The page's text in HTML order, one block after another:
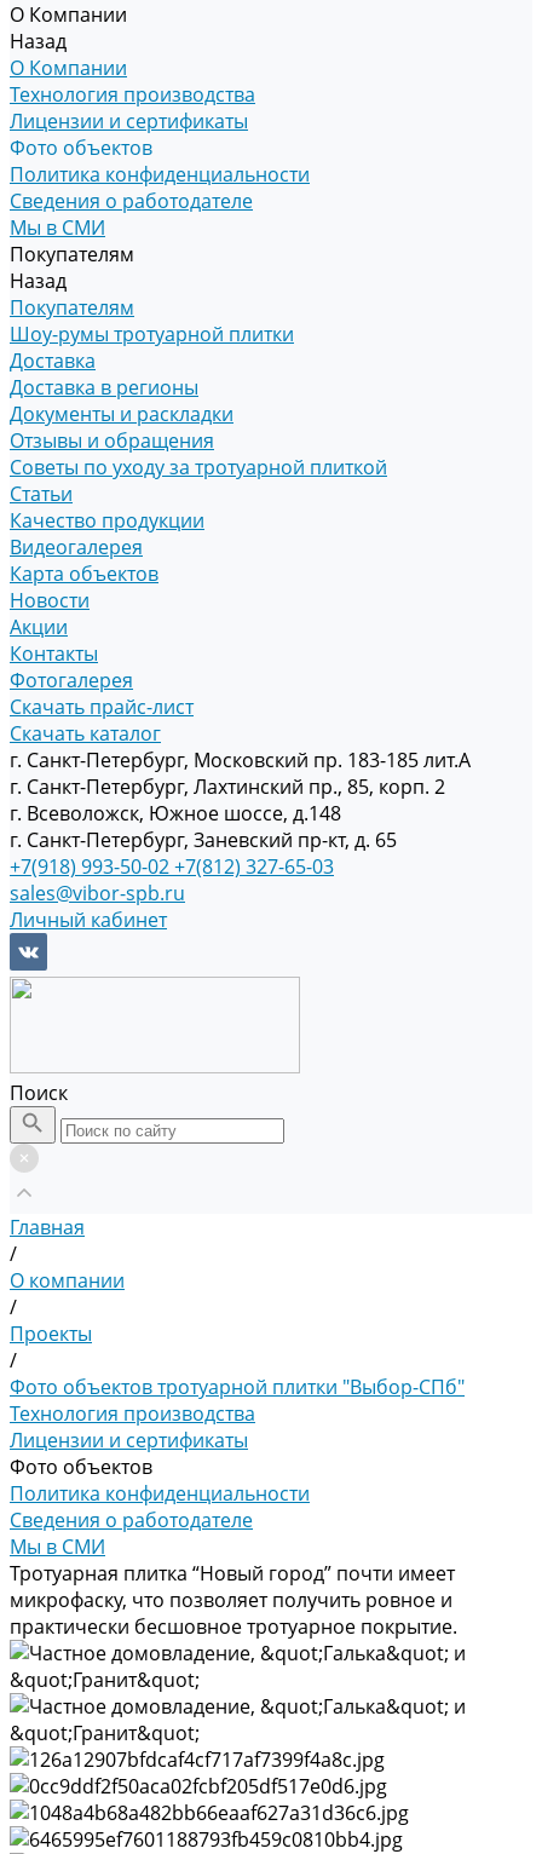
О Компании
Назад
О Компании
Технология производства
Лицензии и сертификаты
Фото объектов
Политика конфиденциальности
Сведения о работодателе
Мы в СМИ
Покупателям
Назад
Покупателям
Шоу-румы тротуарной плитки
Доставка
Доставка в регионы
Документы и раскладки
Отзывы и обращения
Советы по уходу за тротуарной плиткой
Статьи
Качество продукции
Видеогалерея
Карта объектов
Новости
Акции
Контакты
Фотогалерея
Скачать прайс-лист
Скачать каталог
г. Санкт-Петербург, Московский пр. 183-185 лит.А
г. Санкт-Петербург, Лахтинский пр., 85, корп. 2
г. Всеволожск, Южное шоссе, д.148
г. Санкт-Петербург, Заневский пр-кт, д. 65
+7(918) 993-50-02+7(812) 327-65-03
sales@vibor-spb.ru
Личный кабинет
Поиск
Главная
/
О компании
/
Проекты
/
Фото объектов тротуарной плитки "Выбор-СПб"
Технология производства
Лицензии и сертификаты
Фото объектов
Политика конфиденциальности
Сведения о работодателе
Мы в СМИ
Тротуарная плитка “Новый город” почти имеет
микрофаску, что позволяет получить ровное и
практически бесшовное тротуарное покрытие.